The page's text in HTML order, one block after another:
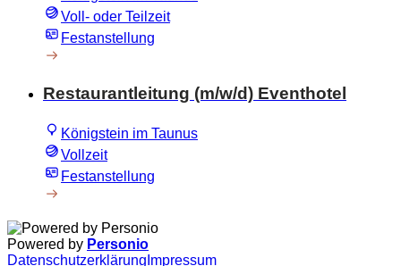
Voll- oder Teilzeit
Festanstellung
Restaurantleitung (m/w/d) Eventhotel
Königstein im Taunus
Vollzeit
Festanstellung
Powered by Personio
Datenschutzerklärung Impressum